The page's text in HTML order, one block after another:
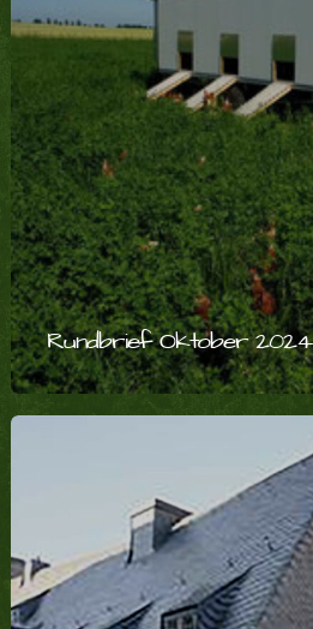
Rundbrief Oktober 2024